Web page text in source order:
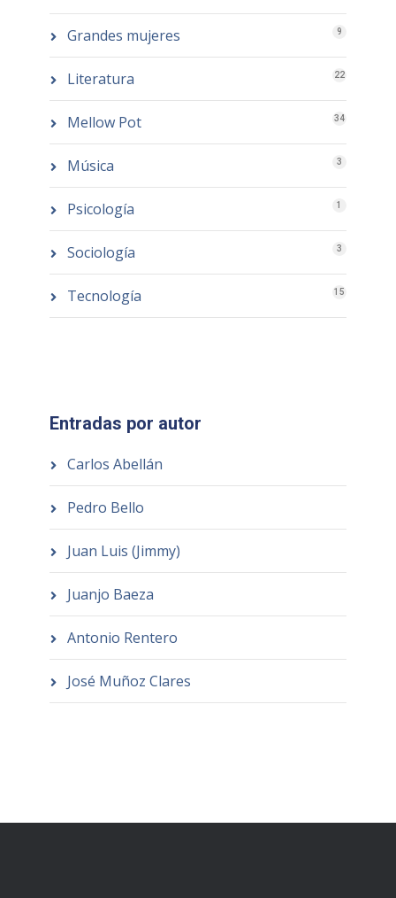
Grandes mujeres 9
Literatura 22
Mellow Pot 34
Música 3
Psicología 1
Sociología 3
Tecnología 15
Entradas por autor
Carlos Abellán
Pedro Bello
Juan Luis (Jimmy)
Juanjo Baeza
Antonio Rentero
José Muñoz Clares